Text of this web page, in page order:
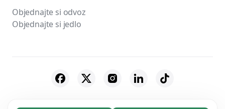
Objednajte si odvoz
Objednajte si jedlo
© 2026 Bolt Technology OÜ